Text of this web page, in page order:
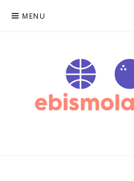
MENU